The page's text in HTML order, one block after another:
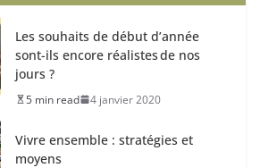
Les souhaits de début d’année
sont-ils encore réalistes de nos
jours ?
5 min read 4 janvier 2020
Vivre ensemble : stratégies et
moyens